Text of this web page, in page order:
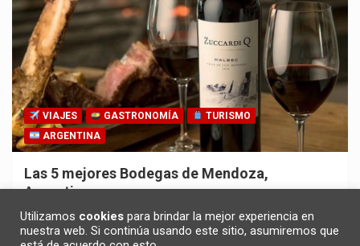
VIAJES GASTRONOMÍA
TURISMO
ARGENTINA
Las 5 mejores Bodegas de Mendoza,
Argentina
30/10/2025 Redacción
Utilizamos cookies para brindar la mejor experiencia en
nuestra web. Si continúa usando este sitio, asumiremos que